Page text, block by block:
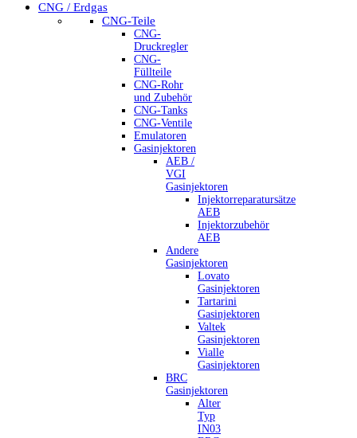
CNG / Erdgas
CNG-Teile
CNG-
Druckregler
CNG-
Füllteile
CNG-Rohr
und Zubehör
CNG-Tanks
CNG-Ventile
Emulatoren
Gasinjektoren
AEB /
VGI
Gasinjektoren
Injektorreparatursätze
AEB
Injektorzubehör
AEB
Andere
Gasinjektoren
Lovato
Gasinjektoren
Tartarini
Gasinjektoren
Valtek
Gasinjektoren
Vialle
Gasinjektoren
BRC
Gasinjektoren
Alter
Typ
IN03